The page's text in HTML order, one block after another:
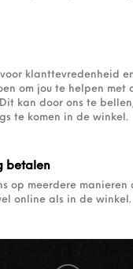
klanttevredenheid
om jou te helpen met
kan door ons te
te komen in de winkel.
betalen
op meerdere
online als in de winkel.